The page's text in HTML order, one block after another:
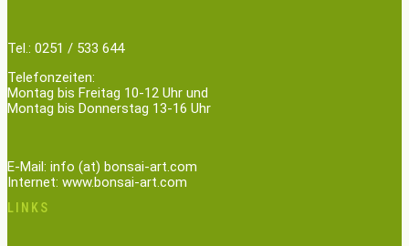
Tel.: 0251 / 533 644
Telefonzeiten:
Montag bis Freitag 10-12 Uhr und
Montag bis Donnerstag 13-16 Uhr
E-Mail: info (at) bonsai-art.com
Internet: www.bonsai-art.com
LINKS